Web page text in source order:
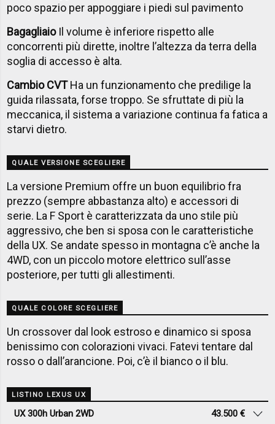
poco spazio per appoggiare i piedi sul pavimento
BagagliaioIl volume è inferiore rispetto alle
concorrenti più dirette, inoltre l’altezza da terra della
soglia di accesso è alta.
Cambio CVTHa un funzionamento che predilige la
guida rilassata, forse troppo. Se sfruttate di più la
meccanica, il sistema a variazione continua fa fatica a
starvi dietro.
QUALE VERSIONE SCEGLIERE
La versione Premium offre un buon equilibrio fra
prezzo (sempre abbastanza alto) e accessori di
serie. La F Sport è caratterizzata da uno stile più
aggressivo, che ben si sposa con le caratteristiche
della UX. Se andate spesso in montagna c’è anche la
4WD, con un piccolo motore elettrico sull’asse
posteriore, per tutti gli allestimenti.
QUALE COLORE SCEGLIERE
Un crossover dal look estroso e dinamico si sposa
benissimo con colorazioni vivaci. Fatevi tentare dal
rosso o dall’arancione. Poi, c’è il bianco o il blu.
LISTINO LEXUS UX
UX 300h Urban 2WD 43.500 €